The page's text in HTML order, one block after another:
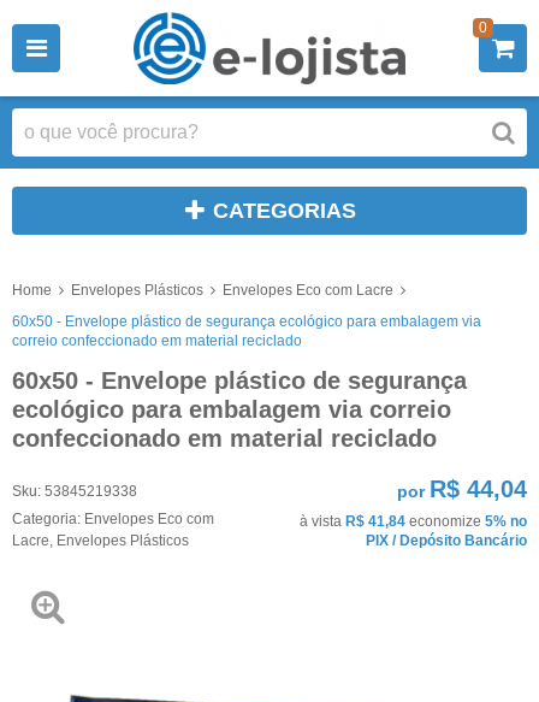
0
CATEGORIAS
Home Envelopes Plásticos
Envelopes Eco com Lacre
60x50 - Envelope plástico de segurança ecológico para embalagem via
correio confeccionado em material reciclado
60x50 - Envelope plástico de segurança
ecológico para embalagem via correio
confeccionado em material reciclado
Sku: 53845219338
Categoria: Envelopes Eco com
Lacre Envelopes Plásticos
por R$ 44,04
à vista R$ 41,84 economize 5% no
PIX / Depósito Bancário